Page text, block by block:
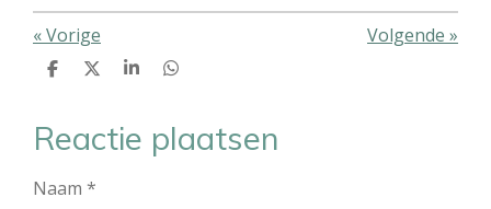
«Vorige Volgende »
D
e
n
D
S
e
D
e
Reactie plaatsen
Naam *